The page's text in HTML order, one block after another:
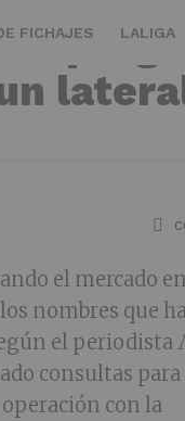
FICHAJES LALIGA
el mercado
nombres que
el periodista
consultas para
con la